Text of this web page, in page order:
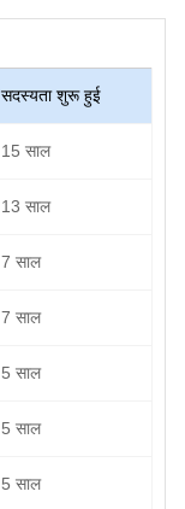
सदस्यता शुरू हुई
15 साल
13 साल
7 साल
7 साल
5 साल
5 साल
5 साल